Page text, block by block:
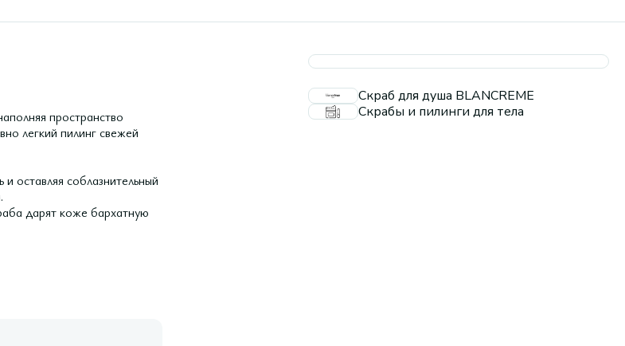
пространство
легкий пилинг свежей
оставляя соблазнительный
дарят коже бархатную
Скраб для душа BLANCREME
Скрабы и пилинги для тела